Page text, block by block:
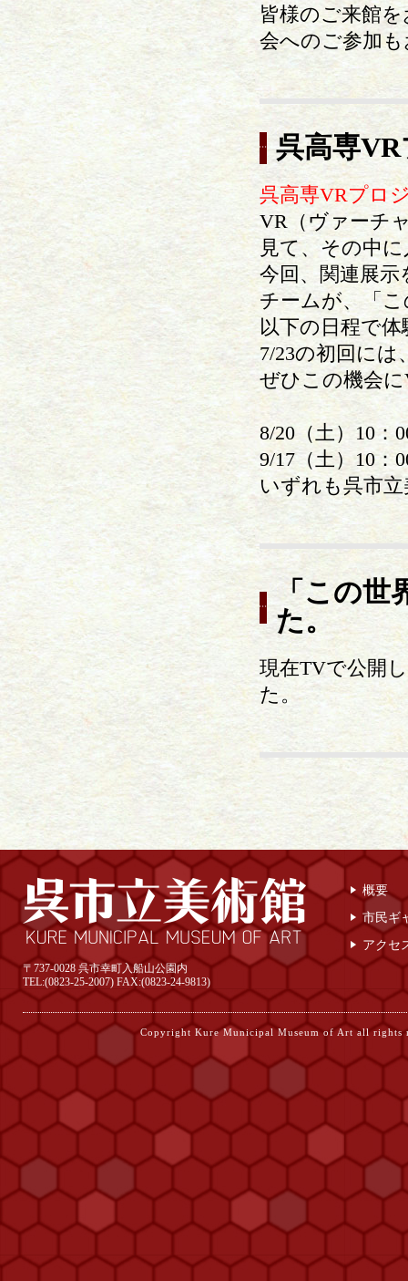
皆様のご来館
会へのご参加
呉高専
呉高専VRプロ
VR（ヴァーチ
見て、その中
今回、関連展
チームが、「
以下の日程で
7/23の初回には
ぜひこの機会
8/20（土）10：
9/17（土）10：
いずれも呉市
「この世
た。
現在TVで公開
た。
〒737-0028 呉市幸町入船山公園内
TEL:(0823-25-2007) FAX:(0823-24-9813)
概要
市民ギ
アクセ
Copyright Kure Municipal Museum of Art all rights